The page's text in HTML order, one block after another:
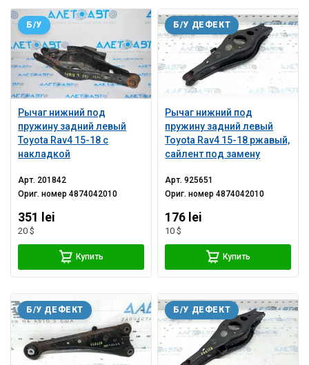
Рычаг нижний под
пружину задний левый
Toyota Rav4 15-18 с
накладкой
Б/У
Арт. 201842
Ориг. номер4874042010
351 lei
20 $
Купить
Рычаг нижний под
пружину задний левый
Toyota Rav4 15-18 ржавый,
сайлент под замену
Б/У ДЕФЕКТ
Арт.925651
Ориг. номер4874042010
176 lei
10 $
Купить
Б/У ДЕФЕКТ Б/У ДЕФЕКТ